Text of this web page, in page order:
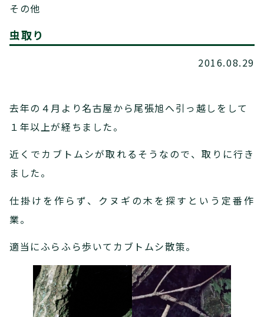
その他
虫取り
2016.08.29
去年の４月より名古屋から尾張旭へ引っ越しをして
１年以上が経ちました。
近くでカブトムシが取れるそうなので、取りに行き
ました。
仕掛けを作らず、クヌギの木を探すという定番作
業。
適当にふらふら歩いてカブトムシ散策。